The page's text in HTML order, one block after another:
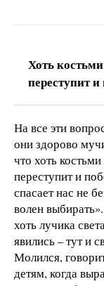
Хоть
переступит
На все эти
они здорово
что хоть
переступит и
спасает нас не
волен
хоть лучика
явились – тут и
Молился,
детям, когда